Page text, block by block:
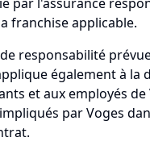
franchise applicable.
responsabilité
également à la
et aux employés de
par Voges